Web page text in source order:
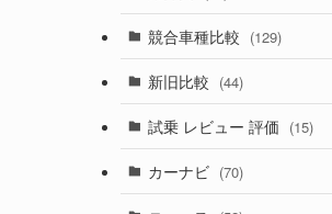
(328)
(194)
(230)
(253)
(85)
(84)
(14)
(222)
(50)
(58)
(3)
(3)
(5)
(1)
(5)
(7)
(5)
競合車種比較 (129)
新旧比較 (44)
試乗 レビュー 評価 (15)
カーナビ (70)